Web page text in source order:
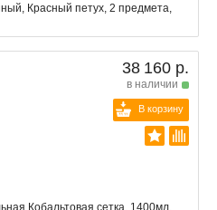
Красный петух, 2 предмета,
38 160 р.
в наличии
В корзину
Кобальтовая сетка, 1400мл,